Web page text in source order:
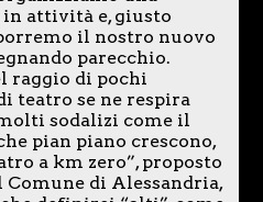
in attività e, giusto
il nostro nuovo
parecchio.
raggio di pochi
teatro se ne respira
sodalizi come il
pian piano crescono,
a km zero”, proposto
di Alessandria,